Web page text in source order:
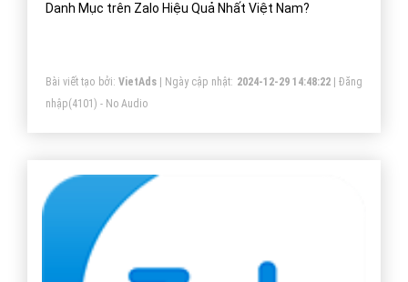
Danh Mục trên Zalo Hiệu Quả Nhất Việt Nam?
Bài viết tạo bởi: VietAds| Ngày cập nhật: 2024-12-29 14:48:22|Đăng
nhập(4101) - No Audio